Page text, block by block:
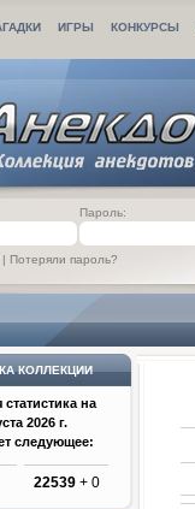
ИГРЫ КОНКУРСЫ
Пароль:
| Потеряли пароль?
КОЛЛЕКЦИИ
на
2026 г.
следующее:
22539 + 0